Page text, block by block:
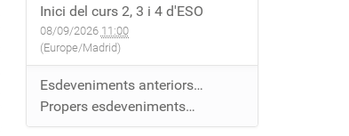
Inici del curs 2, 3 i 4 d'ESO
08/09/2026 11:00
(Europe/Madrid)
Esdeveniments anteriors…
Propers esdeveniments…